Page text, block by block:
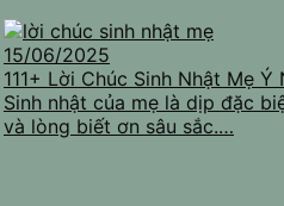
15/06/2025
111+ Lời Chúc Sinh Nhật Mẹ
Sinh nhật của mẹ là dịp đặc
và lòng biết ơn sâu sắc.…